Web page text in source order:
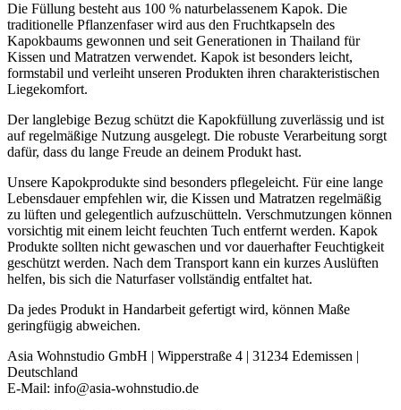
Die Füllung besteht aus 100 % naturbelassenem Kapok. Die
traditionelle Pflanzenfaser wird aus den Fruchtkapseln des
Kapokbaums gewonnen und seit Generationen in Thailand für
Kissen und Matratzen verwendet. Kapok ist besonders leicht,
formstabil und verleiht unseren Produkten ihren charakteristischen
Liegekomfort.
Der langlebige Bezug schützt die Kapokfüllung zuverlässig und ist
auf regelmäßige Nutzung ausgelegt. Die robuste Verarbeitung sorgt
dafür, dass du lange Freude an deinem Produkt hast.
Unsere Kapokprodukte sind besonders pflegeleicht. Für eine lange
Lebensdauer empfehlen wir, die Kissen und Matratzen regelmäßig
zu lüften und gelegentlich aufzuschütteln. Verschmutzungen können
vorsichtig mit einem leicht feuchten Tuch entfernt werden. Kapok
Produkte sollten nicht gewaschen und vor dauerhafter Feuchtigkeit
geschützt werden. Nach dem Transport kann ein kurzes Auslüften
helfen, bis sich die Naturfaser vollständig entfaltet hat.
Da jedes Produkt in Handarbeit gefertigt wird, können Maße
geringfügig abweichen.
Asia Wohnstudio GmbH | Wipperstraße 4 | 31234 Edemissen |
Deutschland
E-Mail: info@asia-wohnstudio.de